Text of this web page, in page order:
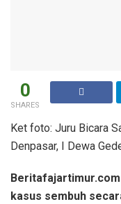
0
SHARES
Ket foto: Juru Bicara
Denpasar, I Dewa
kasus sembuh